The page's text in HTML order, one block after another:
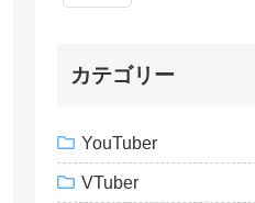
カテゴリー
YouTuber
VTuber